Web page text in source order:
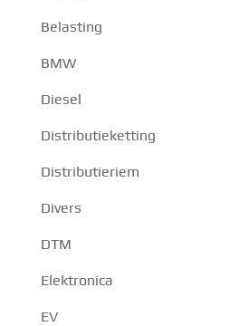
Belasting
BMW
Diesel
Distributieketting
Distributieriem
Divers
DTM
Elektronica
EV